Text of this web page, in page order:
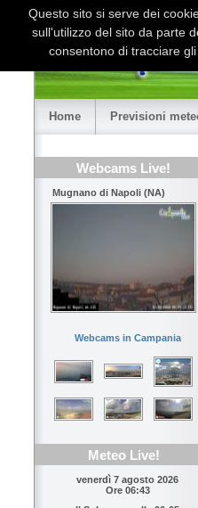
Home Previsioni
Webcams Live!
Mugnano di Napoli (NA)
Webcams in Campania
Meteo Live!
venerdì 7 agosto 2026
Ore 06:43
Questo sito si serve dei
sull'utilizzo del sito da parte
consentono di tracciare